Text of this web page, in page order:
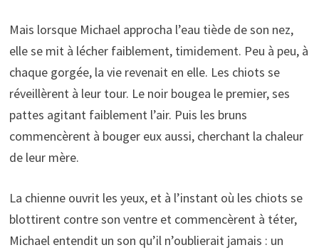
Mais lorsque Michael approcha l’eau tiède de son nez,
elle se mit à lécher faiblement, timidement. Peu à peu, à
chaque gorgée, la vie revenait en elle. Les chiots se
réveillèrent à leur tour. Le noir bougea le premier, ses
pattes agitant faiblement l’air. Puis les bruns
commencèrent à bouger eux aussi, cherchant la chaleur
de leur mère.
La chienne ouvrit les yeux, et à l’instant où les chiots se
blottirent contre son ventre et commencèrent à téter,
Michael entendit un son qu’il n’oublierait jamais : un